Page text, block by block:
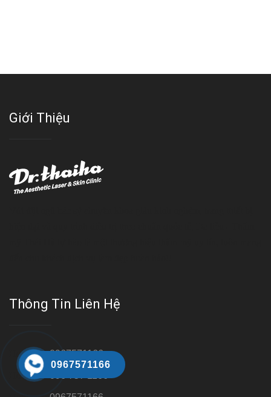
Giới Thiệu
Thông Tin Liên Hệ
Hotline 1:0967571166
Hotline 2:
0967571166